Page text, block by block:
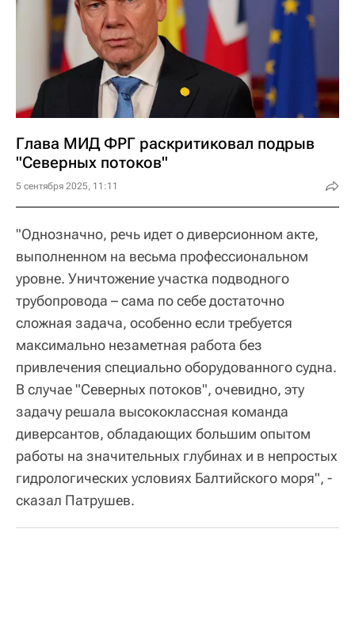
Глава МИД ФРГ раскритиковал подрыв
"Северных потоков"
5 сентября 2025, 11:11
"Однозначно, речь идет о диверсионном акте,
выполненном на весьма профессиональном
уровне. Уничтожение участка подводного
трубопровода – сама по себе достаточно
сложная задача, особенно если требуется
максимально незаметная работа без
привлечения специально оборудованного судна.
В случае "Северных потоков", очевидно, эту
задачу решала высококлассная команда
диверсантов, обладающих большим опытом
работы на значительных глубинах и в непростых
гидрологических условиях Балтийского моря", -
сказал Патрушев.